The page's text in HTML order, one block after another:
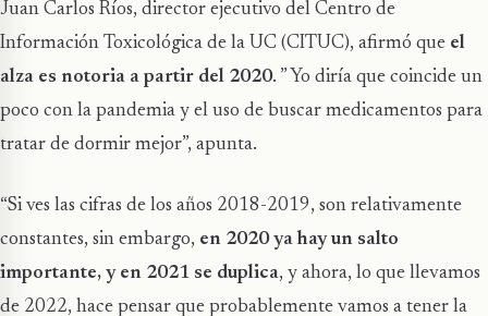
Juan Carlos Ríos, director ejecutivo del Centro de
Información Toxicológica de la UC (CITUC), afirmó que el
alza es notoria a partir del 2020. ” Yo diría que coincide un
poco con la pandemia y el uso de buscar medicamentos para
tratar de dormir mejor”, apunta.
“Si ves las cifras de los años 2018-2019, son relativamente
constantes, sin embargo, en 2020 ya hay un salto
importante, y en 2021 se duplica, y ahora, lo que llevamos
de 2022, hace pensar que probablemente vamos a tener la